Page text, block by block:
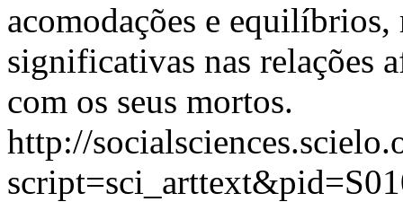
acomodações e equilíbrios,
significativas nas relações
com os seus mortos.
http://